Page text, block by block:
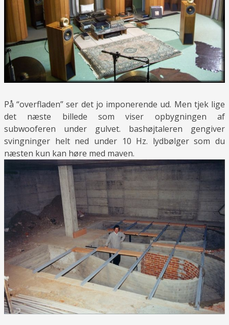
På “overfladen” ser det jo imponerende ud. Men tjek lige
det næste billede som viser opbygningen af
subwooferen under gulvet. bashøjtaleren gengiver
svingninger helt ned under 10 Hz. lydbølger som du
næsten kun kan høre med maven.